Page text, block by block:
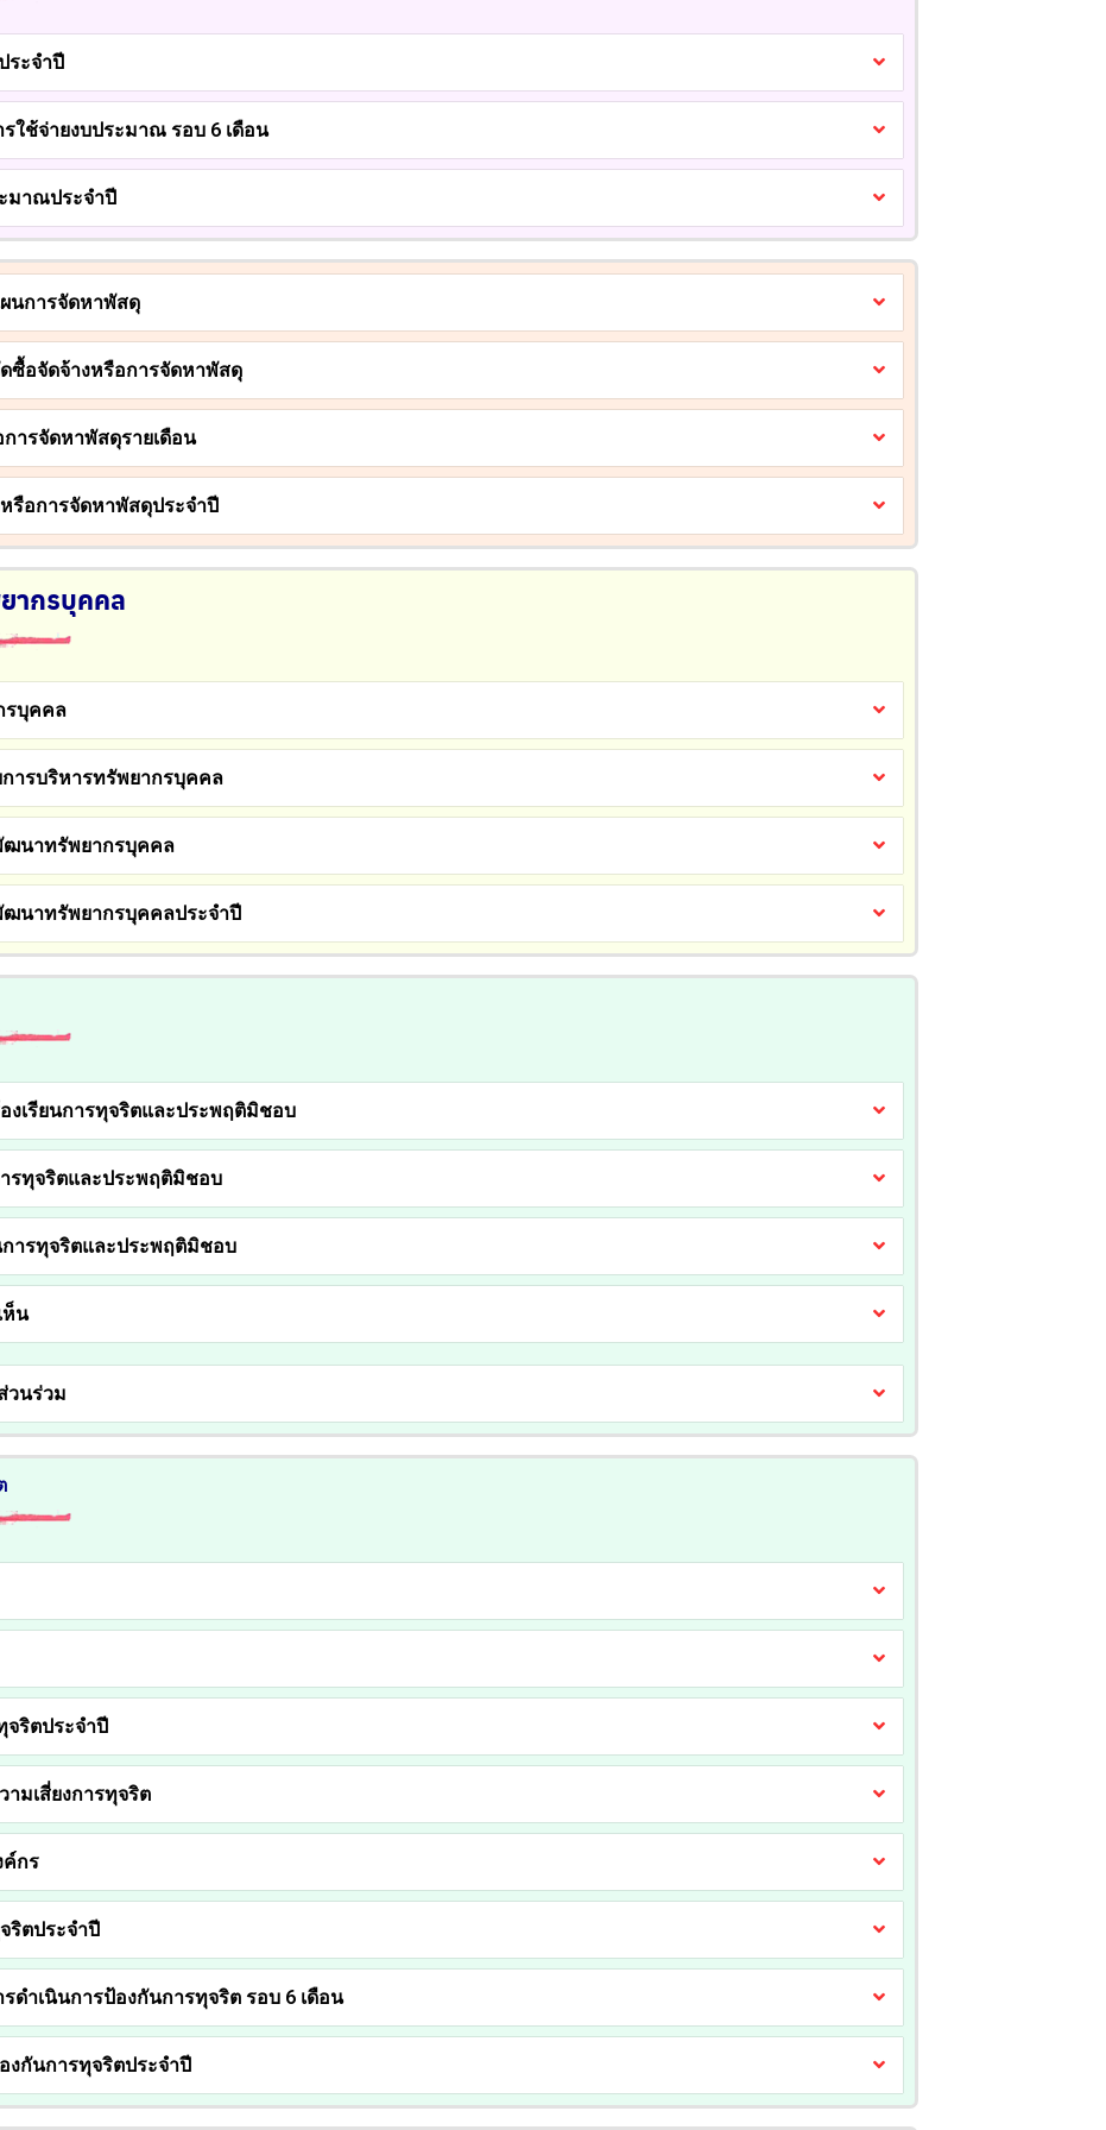
ระจำปี
ใช้จ่ายงบประมาณ รอบ 6 เดือน
มาณประจำปี
นการจัดหาพัสดุ
ซื้อจัดจ้างหรือการจัดหาพัสดุ
ารจัดหาพัสดุรายเดือน
รือการจัดหาพัสดุประจำปี
ากรบุคคล
รบุคคล
ารบริหารทรัพยากรบุคคล
ฒนาทรัพยากรบุคคล
ฒนาทรัพยากรบุคคลประจำปี
งเรียนการทุจริตและประพฤติมิชอบ
ารทุจริตและประพฤติมิชอบ
การทุจริตและประพฤติมิชอบ
ห็น
วนร่วม
จริตประจำปี
ามเสี่ยงการทุจริต
ค์กร
ริตประจำปี
ดำเนินการป้องกันการทุจริต รอบ 6 เดือน
งกันการทุจริตประจำปี